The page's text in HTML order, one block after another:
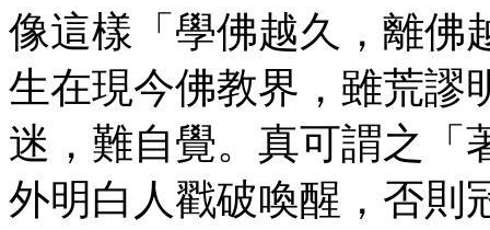
像這樣「學佛越久，離佛
生在現今佛教界，雖荒謬
迷，難自覺。真可謂之「
外明白人戳破喚醒，否則